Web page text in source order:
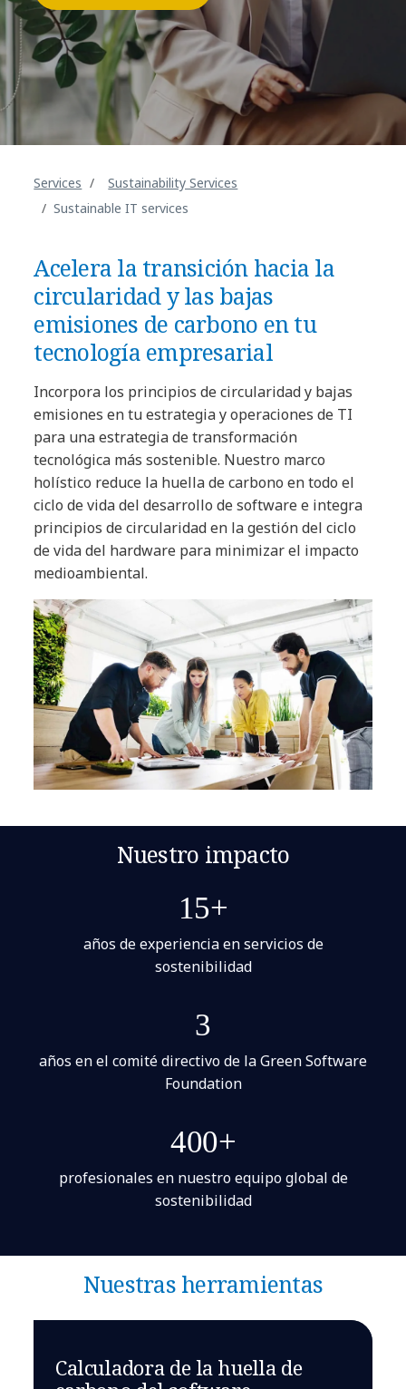
Services
Sustainability Services
Sustainable IT services
Acelera la transición hacia la
circularidad y las bajas
emisiones de carbono en tu
tecnología empresarial
Incorpora los principios de circularidad y bajas
emisiones en tu estrategia y operaciones de TI
para una estrategia de transformación
tecnológica más sostenible. Nuestro marco
holístico reduce la huella de carbono en todo el
ciclo de vida del desarrollo de software e integra
principios de circularidad en la gestión del ciclo
de vida del hardware para minimizar el impacto
medioambiental.
Nuestro impacto
15+
años de experiencia en servicios de
sostenibilidad
3
años en el comité directivo de la Green Software
Foundation
400+
profesionales en nuestro equipo global de
sostenibilidad
Nuestras herramientas
Calculadora de la huella de